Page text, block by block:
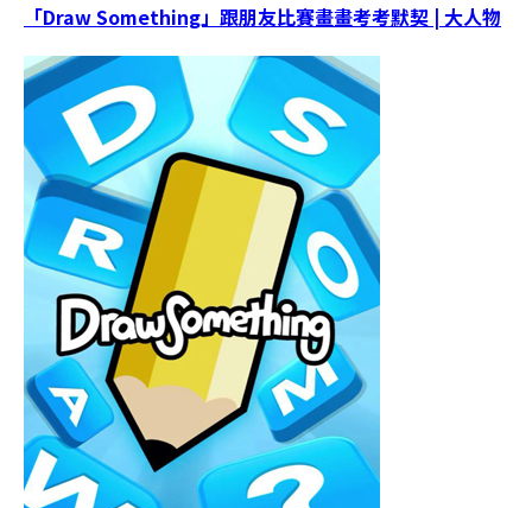
「Draw Something」跟朋友比賽畫畫考考默契 | 大人物